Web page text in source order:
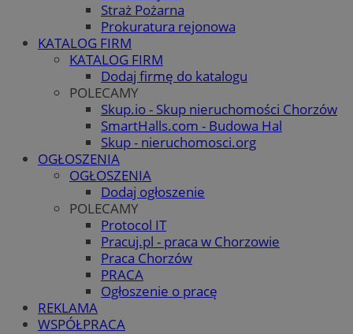
Straż Pożarna
Prokuratura rejonowa
KATALOG FIRM
KATALOG FIRM
Dodaj firmę do katalogu
POLECAMY
Skup.io - Skup nieruchomości Chorzów
SmartHalls.com - Budowa Hal
Skup - nieruchomosci.org
OGŁOSZENIA
OGŁOSZENIA
Dodaj ogłoszenie
POLECAMY
Protocol IT
Pracuj.pl - praca w Chorzowie
Praca Chorzów
PRACA
Ogłoszenie o pracę
REKLAMA
WSPÓŁPRACA